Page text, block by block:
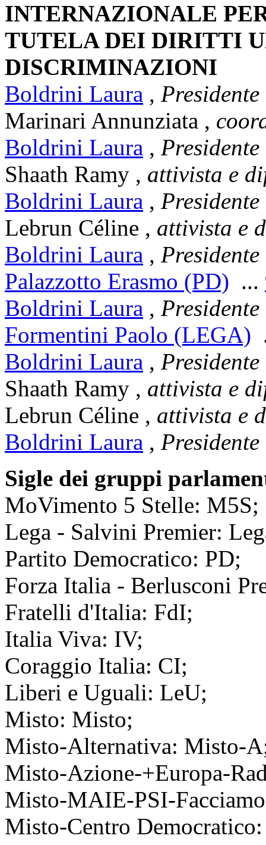
INTERNAZIONALE
TUTELA DEI DIRITTI
DISCRIMINAZIONI
Boldrini Laura , Presidente
Marinari Annunziata ,
Boldrini Laura , Presidente
Shaath Ramy , attivista e
Boldrini Laura , Presidente
Lebrun Céline , attivista e
Boldrini Laura , Presidente
Palazzotto Erasmo (PD) ...
Boldrini Laura , Presidente
Formentini Paolo (LEGA)
Boldrini Laura , Presidente
Shaath Ramy , attivista e
Lebrun Céline , attivista e
Boldrini Laura , Presidente
Sigle dei gruppi
MoVimento 5 Stelle: M5S;
Lega - Salvini Premier:
Partito Democratico: PD;
Forza Italia - Berlusconi
Fratelli d'Italia: FdI;
Italia Viva: IV;
Coraggio Italia: CI;
Liberi e Uguali: LeU;
Misto: Misto;
Misto-Alternativa: Misto-
Misto-Azione-+Europa-
Misto-MAIE-PSI-
Misto-Centro